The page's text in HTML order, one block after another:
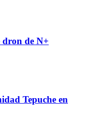
de N+
Tepuche en